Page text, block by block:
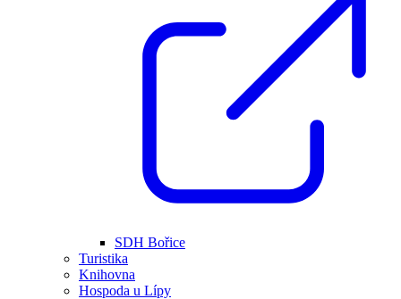
SDH Bořice
Turistika
Knihovna
Hospoda u Lípy